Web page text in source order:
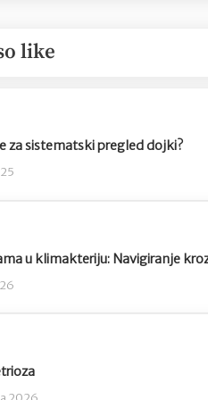
like
za sistematski pregled dojki?
u klimakteriju: Navigiranje